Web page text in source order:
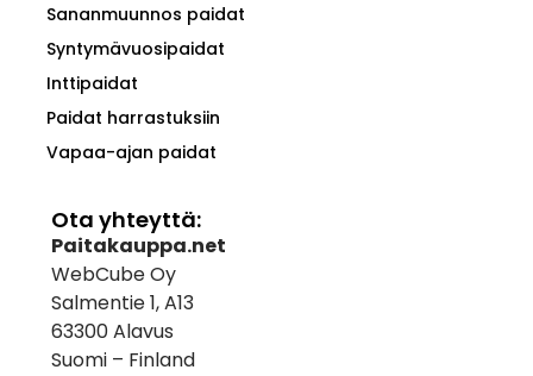
Sananmuunnos paidat
Syntymävuosipaidat
Inttipaidat
Paidat harrastuksiin
Vapaa-ajan paidat
Ota yhteyttä:
Paitakauppa.net
WebCube Oy
Salmentie 1, A13
63300 Alavus
Suomi – Finland